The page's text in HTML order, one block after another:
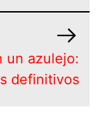
un azulejo:
definitivos